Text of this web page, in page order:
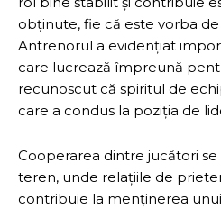
obținute, fie că este vorba
Antrenorul a evidențiat
care lucrează împreună
recunoscut că spiritul de
care a condus la poziția de
Cooperarea dintre jucători
teren, unde relațiile de
contribuie la menținerea